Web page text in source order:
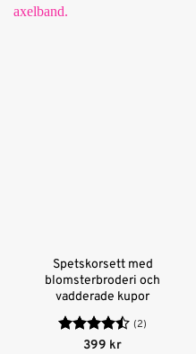
Spetskorsett med
blomsterbroderi och
vadderade kupor
Betygsatt
(2)
399 kr